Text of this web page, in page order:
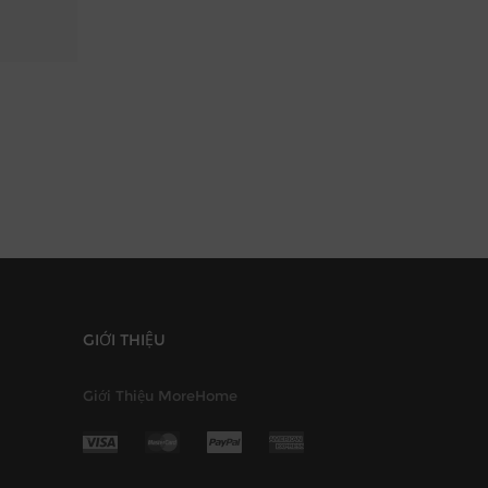
GIỚI THIỆU
Giới Thiệu MoreHome